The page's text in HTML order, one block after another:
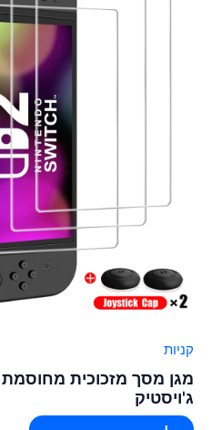
קניות
ג'ויסטיק